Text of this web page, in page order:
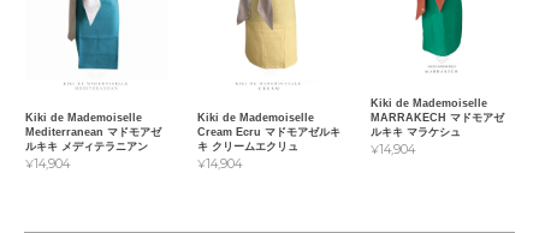
Kiki de Mademoiselle
Mediterranean マドモアゼ
ルキキ メディテラニアン
¥14,904
Kiki de Mademoiselle
Cream Ecru マドモアゼルキ
キ クリームエクリュ
¥14,904
Kiki de Mademoiselle
MARRAKECH マドモアゼ
ルキキ マラケシュ
¥14,904